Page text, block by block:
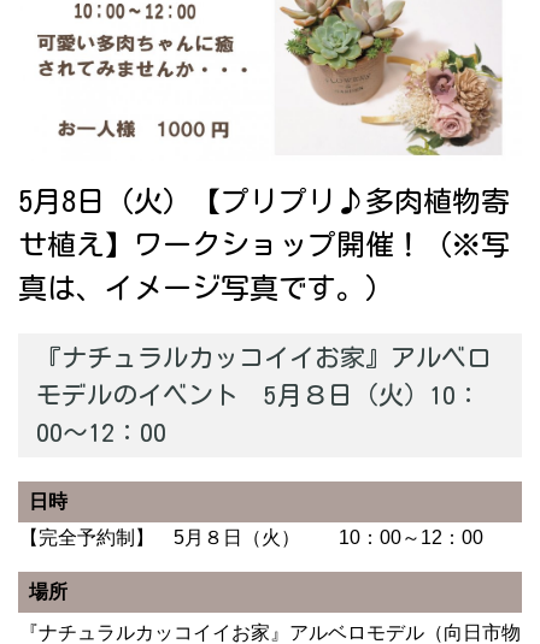
5月8日（火）【プリプリ♪多肉植物寄
せ植え】ワークショップ開催！（※写
真は、イメージ写真です。）
『ナチュラルカッコイイお家』アルベロ
モデルのイベント 5月８日（火）10：
00～12：00
日時
【完全予約制】 5月８日（火） 10：00～12：00
場所
『ナチュラルカッコイイお家』アルベロモデル（向日市物